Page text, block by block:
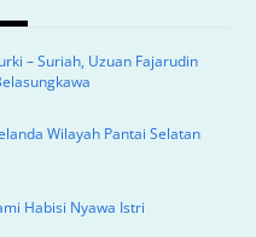
– Suriah, Uzuan Fajarudin
Wilayah Pantai Selatan
Habisi Nyawa Istri